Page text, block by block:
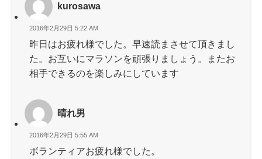
kurosawa
2016年2月29日 5:22 AM
昨日はお疲れ様でした。早速読まさせて頂きまし
た。お互いにマラソンを頑張りましょう。またお
相手できるのを楽しみにしています
晴れ男
2016年2月29日 5:55 AM
ボランティアお疲れ様でした。